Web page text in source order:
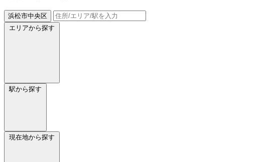
浜松市中央区
エリアから探す
駅から探す
現在地から探す